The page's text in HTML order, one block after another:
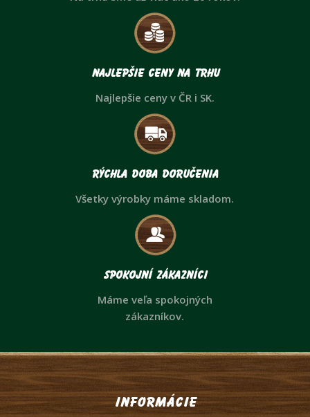
Najlepšie ceny na trhu
Najlepšie ceny v ČR i SK.
Rýchla doba doručenia
Všetky výrobky máme skladom.
Spokojní zákazníci
Máme veľa spokojných
zákazníkov.
Informácie